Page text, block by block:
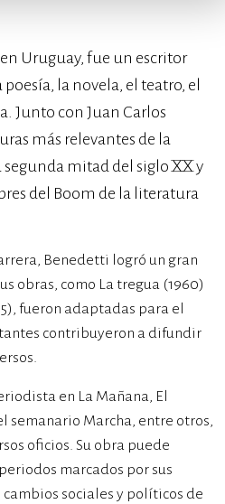
Uruguay, fue un escritor
la novela, el teatro, el
Junto con Juan Carlos
más relevantes de la
mitad del siglo XX y
del Boom de la literatura
Benedetti logró un gran
obras, como La tregua (1960)
fueron adaptadas para el
contribuyeron a difundir
en La Mañana, El
semanario Marcha, entre otros,
oficios. Su obra puede
marcados por sus
sociales y políticos de